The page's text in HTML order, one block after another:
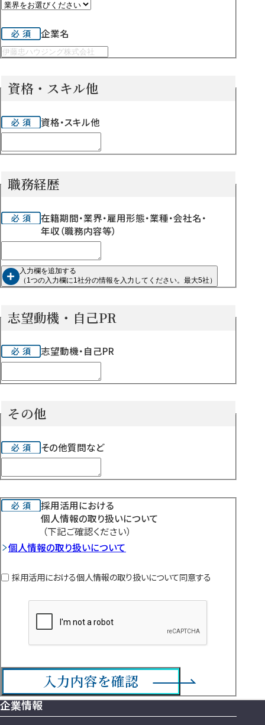
企業名
資格・スキル他
資格・スキル他
職務経歴
在籍期間・業界・雇用形態・業種・会社名・
年収（職務内容等）
+
入力欄を追加する
（1つの入力欄に1社分の情報を入力してください。最大5社）
志望動機・自己PR
志望動機・自己PR
その他
その他質問など
個
情
報
の
つ
て
採用活用における
個人情報の取り扱いについて
（下記ご確認ください）
個人情報の取り扱いについて
採用活用における個人情報の取り扱いについて同意する
入力内容を確認
サ
企業情報